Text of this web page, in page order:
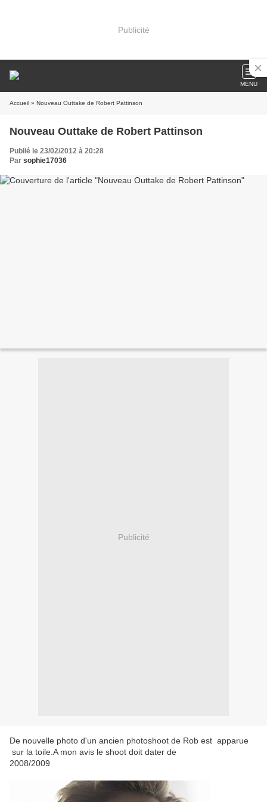
Publicité
MENU
Accueil » Nouveau Outtake de Robert Pattinson
Nouveau Outtake de Robert Pattinson
Publié le 23/02/2012 à 20:28
Par sophie17036
Publicité
De nouvelle photo d'un ancien photoshoot de Rob est apparue
sur la toile.A mon avis le shoot doit dater de
2008/2009